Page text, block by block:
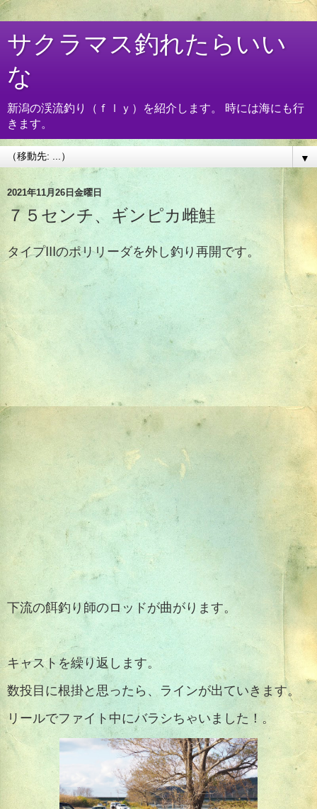
サクラマス釣れたらいい
な
新潟の渓流釣り（ｆｌｙ）を紹介します。 時には海にも行
きます。
▼
2021年11月26日金曜日
７５センチ、ギンピカ雌鮭
タイプⅢのポリリーダを外し釣り再開です。
下流の餌釣り師のロッドが曲がります。
キャストを繰り返します。
数投目に根掛と思ったら、ラインが出ていきます。
リールでファイト中にバラシちゃいました！。